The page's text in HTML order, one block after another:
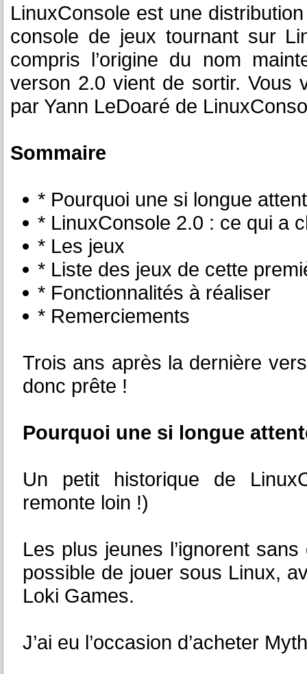
LinuxConsole est une
console de jeux tournant sur
compris l’origine du nom
verson 2.0 vient de sortir. Vous
par Yann LeDoaré de
Sommaire
* Pourquoi une si longue
* LinuxConsole 2.0 : ce qui a
* Les jeux
* Liste des jeux de cette
* Fonctionnalités à réaliser
* Remerciements
Trois ans après la dernière
donc prête !
Pourquoi une si longue
Un petit historique de
remonte loin !)
Les plus jeunes l’ignorent
possible de jouer sous Linux,
Loki Games.
J’ai eu l’occasion d’acheter